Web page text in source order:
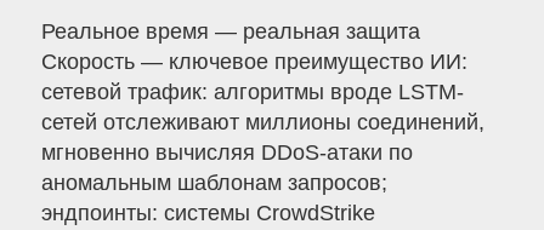
Реальное время — реальная защита
Скорость — ключевое преимущество ИИ:
сетевой трафик: алгоритмы вроде LSTM-
сетей отслеживают миллионы соединений,
мгновенно вычисляя DDoS-атаки по
аномальным шаблонам запросов;
эндпоинты: системы CrowdStrike